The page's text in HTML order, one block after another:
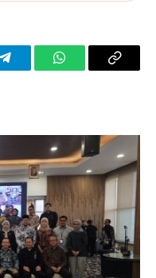
TelegramWhatsAppCopy